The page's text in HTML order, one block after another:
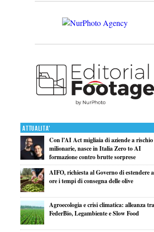
Attualita'
Con l’AI Act migliaia di aziende a
milionarie, nasce in Italia Zero to AI
formazione contro brutte sorprese
AIFO, richiesta al Governo di estendere
ore i tempi di consegna delle olive
Agroecologia e crisi climatica: alleanza tra
FederBio, Legambiente e Slow Food